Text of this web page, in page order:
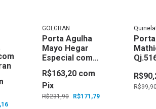
GOLGRAN
Porta Agulha
Mayo Hegar
Especial com
Widea 14cm -
Golgran
R$231,90 R$171,79
R$163,20 com
Pix